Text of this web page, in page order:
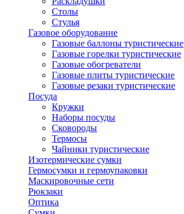
Столы
Стулья
Газовое оборудование
Газовые баллоны туристические
Газовые горелки туристические
Газовые обогреватели
Газовые плиты туристические
Газовые резаки туристические
Посуда
Кружки
Наборы посуды
Сковороды
Термосы
Чайники туристические
Изотермические сумки
Гермосумки и гермоупаковки
Маскировочные сети
Рюкзаки
Оптика